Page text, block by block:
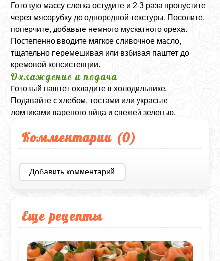
Готовую массу слегка остудите и 2-3 раза пропустите
через мясорубку до однородной текстуры. Посолите,
поперчите, добавьте немного мускатного ореха.
Постепенно вводите мягкое сливочное масло,
тщательно перемешивая или взбивая паштет до
кремовой консистенции.
Охлаждение и подача
Готовый паштет охладите в холодильнике.
Подавайте с хлебом, тостами или украсьте
ломтиками вареного яйца и свежей зеленью.
Комментарии (0)
Добавить комментарий
Еще рецепты